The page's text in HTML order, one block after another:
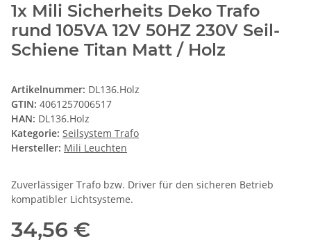
1x Mili Sicherheits Deko Trafo
rund 105VA 12V 50HZ 230V Seil-
Schiene Titan Matt / Holz
Artikelnummer: DL136.Holz
GTIN: 4061257006517
HAN: DL136.Holz
Kategorie: Seilsystem Trafo
Hersteller: Mili Leuchten
Zuverlässiger Trafo bzw. Driver für den sicheren Betrieb
kompatibler Lichtsysteme.
34,56 €